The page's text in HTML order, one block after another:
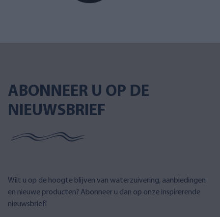
ABONNEER U OP DE
NIEUWSBRIEF
Wilt u op de hoogte blijven van waterzuivering, aanbiedingen
en nieuwe producten? Abonneer u dan op onze inspirerende
nieuwsbrief!